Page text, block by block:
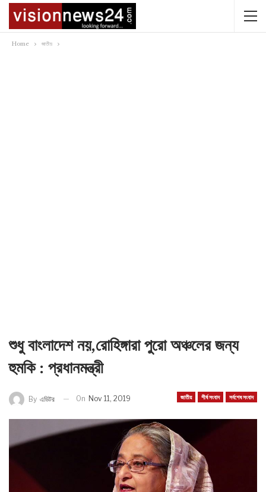
Home জাতীয়
শুধু বাংলাদেশ নয়,রোহিঙ্গারা পুরো অঞ্চলের জন্য
হুমকি : প্রধানমন্ত্রী
জাতীয় শীর্ষ সংবাদ সর্বশেষ সংবাদ
By এডিটর On Nov 11, 2019